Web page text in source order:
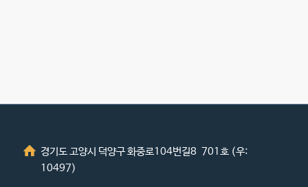
경기도 고양시 덕양구 화중로104번길8 701호 (우:
10497)